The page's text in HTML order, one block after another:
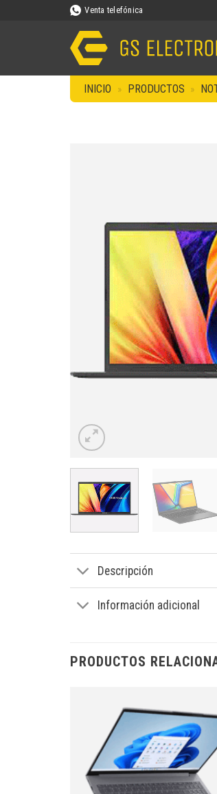
Venta telefónica
INICIO » PRODUCTOS »
Descripción
Información adicional
PRODUCTOS